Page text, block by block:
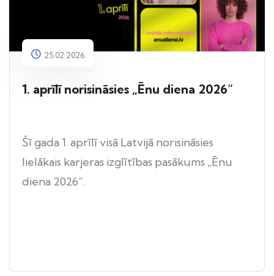
25.02.2026
1. aprīlī norisināsies „Ēnu diena 2026”
Šī gada 1. aprīlī visā Latvijā norisināsies
lielākais karjeras izglītības pasākums „Ēnu
diena 2026”.